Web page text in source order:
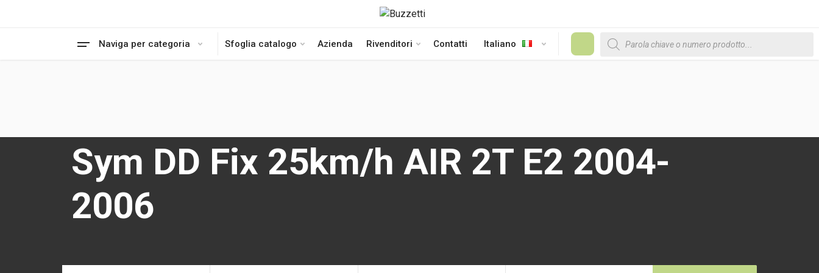
Naviga per categoria Sfoglia catalogo Azienda Rivenditori Contatti Italiano
Products search
Sym DD Fix 25km/h AIR 2T E2 2004-
2006